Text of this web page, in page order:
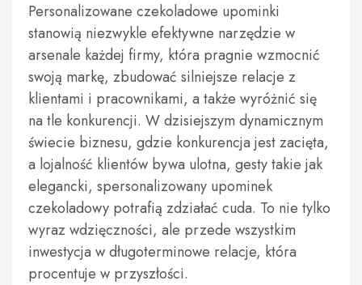
Personalizowane czekoladowe upominki
stanowią niezwykle efektywne narzędzie w
arsenale każdej firmy, która pragnie wzmocnić
swoją markę, zbudować silniejsze relacje z
klientami i pracownikami, a także wyróżnić się
na tle konkurencji. W dzisiejszym dynamicznym
świecie biznesu, gdzie konkurencja jest zacięta,
a lojalność klientów bywa ulotna, gesty takie jak
elegancki, spersonalizowany upominek
czekoladowy potrafią zdziałać cuda. To nie tylko
wyraz wdzięczności, ale przede wszystkim
inwestycja w długoterminowe relacje, która
procentuje w przyszłości.